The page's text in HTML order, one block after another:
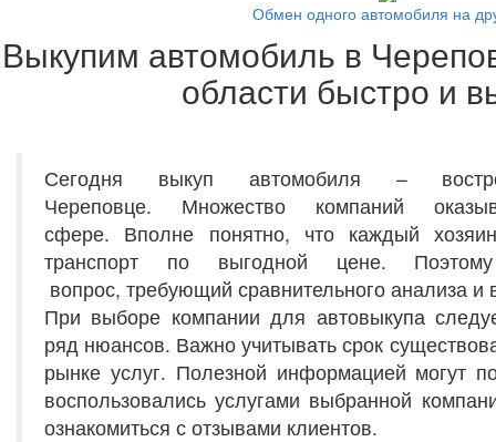
Обмен одного автомобиля на
Выкупим автомобиль в
области быстро и
Сегодня выкуп автомобиля –
Череповце. Множество компаний
сфере. Вполне понятно, что каждый
транспорт по выгодной цене.
вопрос, требующий сравнительного анализа и
При выборе компании для автовыкупа
ряд нюансов. Важно учитывать срок
рынке услуг. Полезной информацией могут
воспользовались услугами выбранной
ознакомиться с отзывами клиентов.